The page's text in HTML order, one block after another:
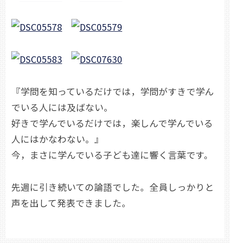
『学問を知っているだけでは，学問がすきで学ん
でいる人には及ばない。
好きで学んでいるだけでは，楽しんで学んでいる
人にはかなわない。』
今，まさに学んでいる子ども達に響く言葉です。
先週に引き続いての論語でした。全員しっかりと
声を出して発表できました。